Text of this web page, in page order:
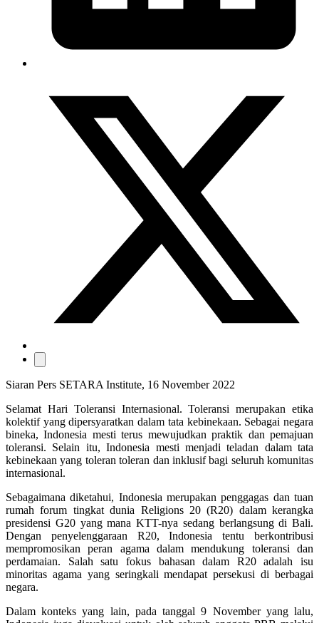
Siaran Pers SETARA Institute, 16 November 2022
Selamat Hari Toleransi Internasional. Toleransi merupakan etika
kolektif yang dipersyaratkan dalam tata kebinekaan. Sebagai negara
bineka, Indonesia mesti terus mewujudkan praktik dan pemajuan
toleransi. Selain itu, Indonesia mesti menjadi teladan dalam tata
kebinekaan yang toleran toleran dan inklusif bagi seluruh komunitas
internasional.
Sebagaimana diketahui, Indonesia merupakan penggagas dan tuan
rumah forum tingkat dunia Religions 20 (R20) dalam kerangka
presidensi G20 yang mana KTT-nya sedang berlangsung di Bali.
Dengan penyelenggaraan R20, Indonesia tentu berkontribusi
mempromosikan peran agama dalam mendukung toleransi dan
perdamaian. Salah satu fokus bahasan dalam R20 adalah isu
minoritas agama yang seringkali mendapat persekusi di berbagai
negara.
Dalam konteks yang lain, pada tanggal 9 November yang lalu,